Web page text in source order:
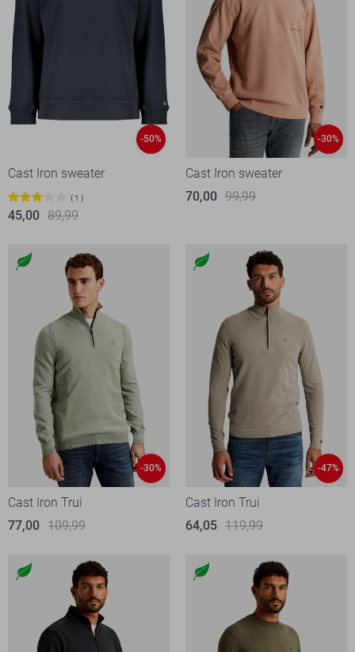
-50%
Cast Iron sweater
1
45,00 89,99
-30%
Cast Iron sweater
70,00 99,99
-30%
Cast Iron Trui
77,00 109,99
-47%
Cast Iron Trui
64,05 119,99